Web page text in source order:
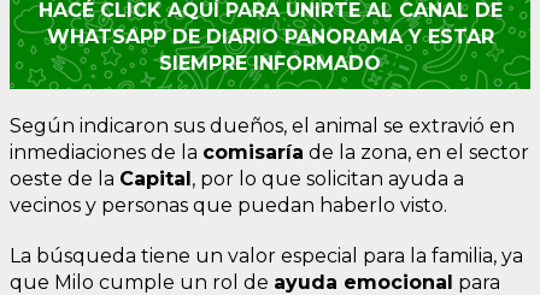
HACÉ CLICK AQUÍ PARA UNIRTE AL CANAL DE
WHATSAPP DE DIARIO PANORAMA Y ESTAR
SIEMPRE INFORMADO
Según indicaron sus dueños, el animal se extravió en
inmediaciones de la comisaría de la zona, en el sector
oeste de la Capital, por lo que solicitan ayuda a
vecinos y personas que puedan haberlo visto.
La búsqueda tiene un valor especial para la familia, ya
que Milo cumple un rol de ayuda emocional para